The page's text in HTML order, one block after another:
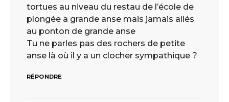
tortues au niveau du restau de l’école de
plongée a grande anse mais jamais allés
au ponton de grande anse
Tu ne parles pas des rochers de petite
anse là où il y a un clocher sympathique ?
RÉPONDRE